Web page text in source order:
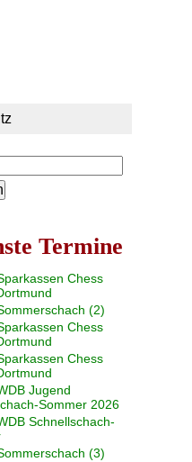
Termine
Chess
(2)
Chess
Chess
Jugend
Sommer 2026
Schnellschach-
(3)